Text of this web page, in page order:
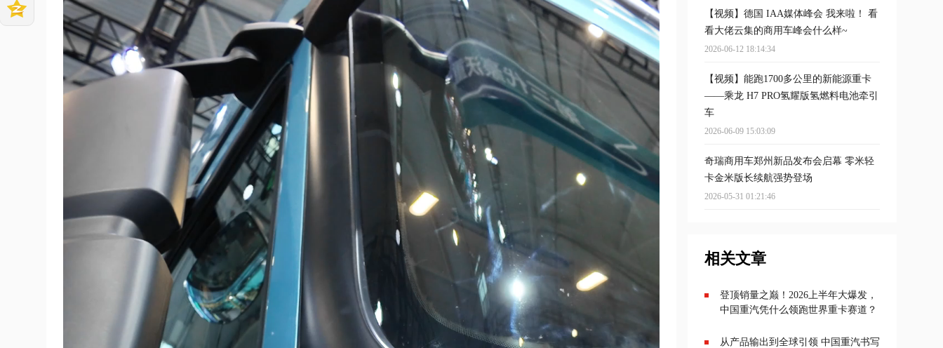
【视频】德国 IAA媒体峰会 我来啦！ 看
看大佬云集的商用车峰会什么样~
2026-06-12 18:14:34
【视频】能跑1700多公里的新能源重卡
——乘龙 H7 PRO氢耀版氢燃料电池牵引
车
2026-06-09 15:03:09
奇瑞商用车郑州新品发布会启幕 零米轻
卡金米版长续航强势登场
2026-05-31 01:21:46
相关文章
登顶销量之巅！2026上半年大爆发，
中国重汽凭什么领跑世界重卡赛道？
从产品输出到全球引领 中国重汽书写